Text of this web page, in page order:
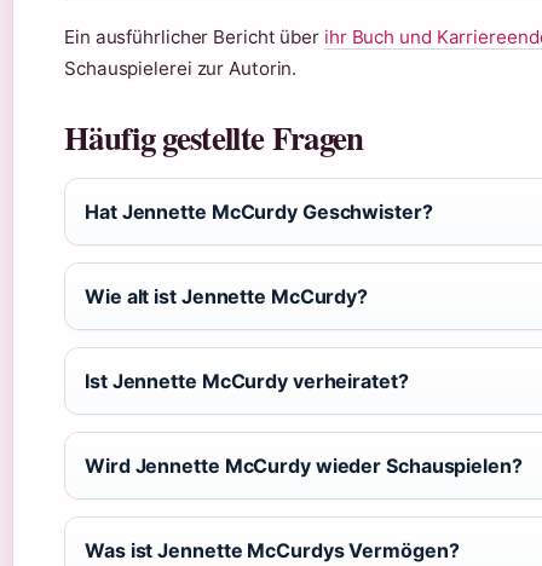
Ein ausführlicher Bericht über ihr Buch und
Schauspielerei zur Autorin.
Häufig gestellte Fragen
Hat Jennette McCurdy Geschwister?
Wie alt ist Jennette McCurdy?
Ist Jennette McCurdy verheiratet?
Wird Jennette McCurdy wieder Schauspielen?
Was ist Jennette McCurdys Vermögen?